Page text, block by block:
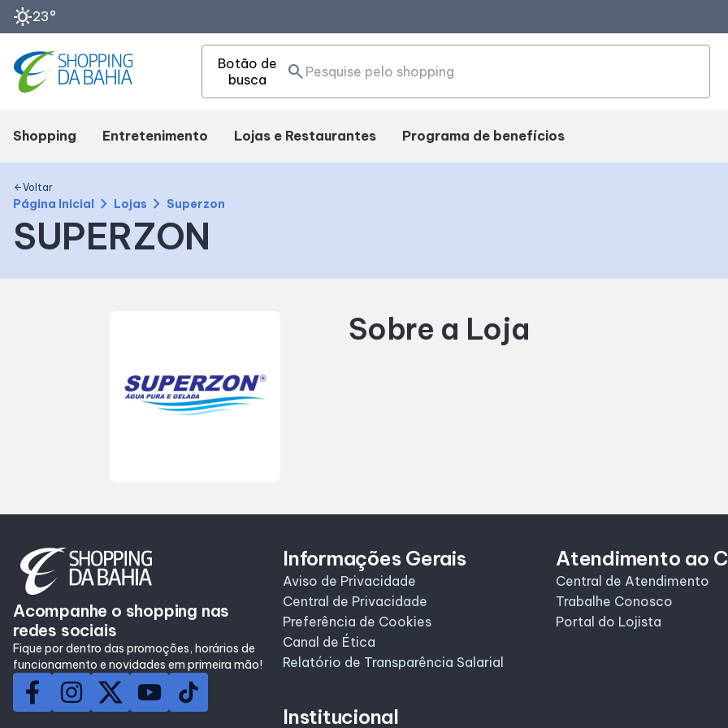
sunny23°
Botão de
busca
search
Shopping
Mapa Interno
Como chegar
Facilidades
Entretenimento
Eventos
Fique por Dentro
Lojas e Restaurantes
Compre Online
Programa de benefícios
arrow_backVoltar
Página Inicial chevron_right Lojas chevron_right Superzon
SUPERZON
Sobre a Loja
Acompanhe o shopping nas
redes sociais
Fique por dentro das promoções, horários de
funcionamento e novidades em primeira mão!
Informações Gerais
Aviso de Privacidade
Central de Privacidade
Preferência de Cookies
Canal de Ética
Relatório de Transparência Salarial
Institucional
Atendimento ao
Central de Atendimento
Trabalhe Conosco
Portal do Lojista